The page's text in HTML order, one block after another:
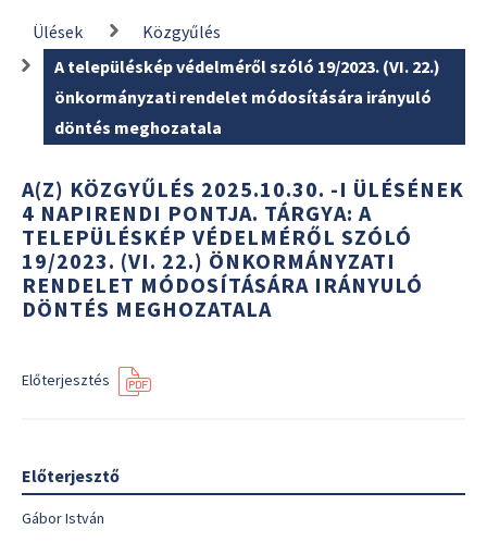
Ülések
Közgyűlés
A településkép védelméről szóló 19/2023. (VI. 22.)
önkormányzati rendelet módosítására irányuló
döntés meghozatala
A(Z) KÖZGYŰLÉS 2025.10.30. -I ÜLÉSÉNEK
4 NAPIRENDI PONTJA. TÁRGYA: A
TELEPÜLÉSKÉP VÉDELMÉRŐL SZÓLÓ
19/2023. (VI. 22.) ÖNKORMÁNYZATI
RENDELET MÓDOSÍTÁSÁRA IRÁNYULÓ
DÖNTÉS MEGHOZATALA
Előterjesztés
Előterjesztő
Gábor István